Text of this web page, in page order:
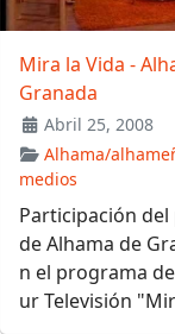
Mira la Vida -
Granada
Abril 25, 2008
Alhama/
medios
Participación del
de Alhama de
n el programa de
ur Televisión